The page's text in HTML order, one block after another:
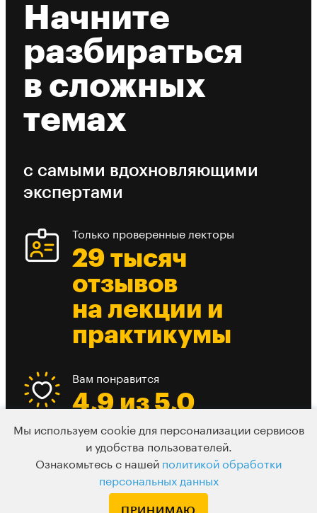
Начните
разбираться
в сложных
темах
с самыми вдохновляющими
экспертами
Только проверенные лекторы
29 тысяч
отзывов
на лекции и
практикумы
Вам понравится
4,9 из 5,0
средний рейтинг
лекции
Есть из чего выбрать
Мы используем cookie для персонализации сервисов
и удобства пользователей.
Ознакомьтесь с нашей политикой обработки
персональных данных